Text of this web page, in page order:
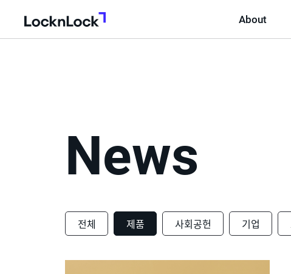
LocknLock
About
News
전체 제품 사회공헌 기업